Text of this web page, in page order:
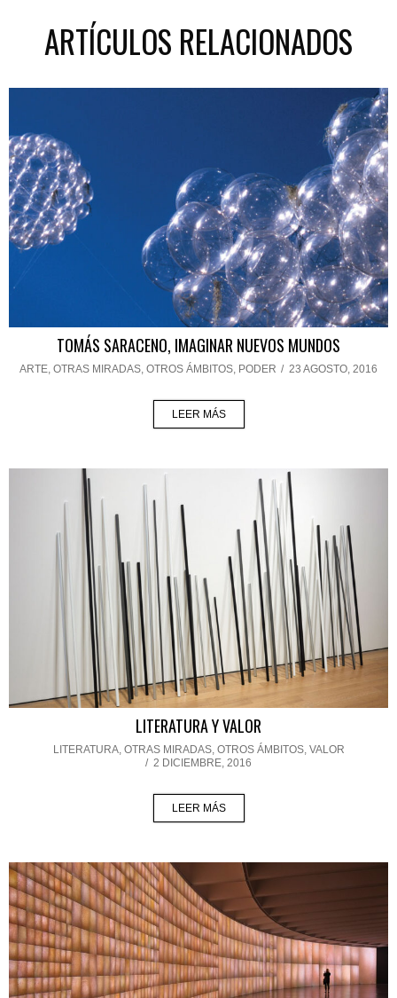
ARTÍCULOS RELACIONADOS
TOMÁS SARACENO, IMAGINAR NUEVOS MUNDOS
ARTE, OTRAS MIRADAS, OTROS ÁMBITOS, PODER / 23 AGOSTO, 2016
LEER MÁS
LITERATURA Y VALOR
LITERATURA, OTRAS MIRADAS, OTROS ÁMBITOS, VALOR
/ 2 DICIEMBRE, 2016
LEER MÁS